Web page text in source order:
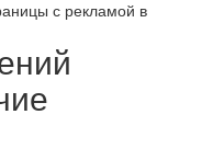
с рекламой в